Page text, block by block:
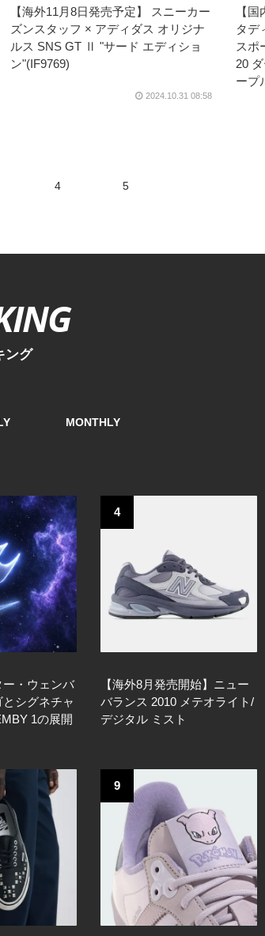
【海外11月8日発売予定】 スニーカー
ズンスタッフ × アディダス オリジナ
ルス SNS GT Ⅱ "サード エディショ
ン"(IF9769)
2024.10.31 08:58
【
タデ
スポ
20
ープ
4 5
ング
MONTHLY
・ウェンバ
シグネチャ
1の展開
4
【海外8月発売開始】ニュー
バランス 2010 メテオライト/
デジタル ミスト
9